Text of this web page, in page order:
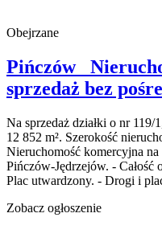
Obejrzane
Pińczów
sprzedaż bez
Na sprzedaż działki o nr
12 852 m². Szerokość
Nieruchomość komercyjna
Pińczów-Jędrzejów. -
Plac utwardzony. - Drogi i
Zobacz ogłoszenie